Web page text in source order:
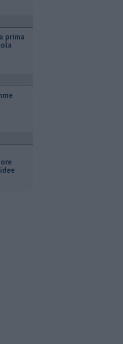
prima